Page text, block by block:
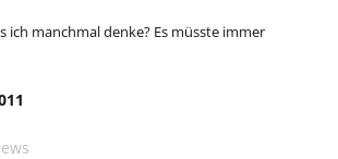
ich manchmal denke? Es müsste immer